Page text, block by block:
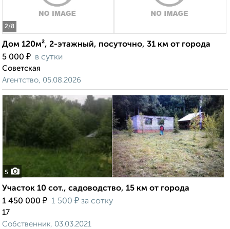
2/8
Дом 120м², 2-этажный, посуточно, 31 км от города
5 000 ₽ в сутки
Советская
Агентство, 05.08.2026
5
Участок 10 сот., садоводство, 15 км от города
1 450 000 ₽ 1 500 ₽ за сотку
17
Собственник, 03.03.2021